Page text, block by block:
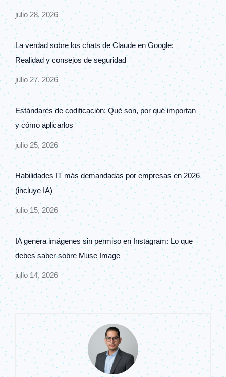
julio 28, 2026
La verdad sobre los chats de Claude en Google:
Realidad y consejos de seguridad
julio 27, 2026
Estándares de codificación: Qué son, por qué importan
y cómo aplicarlos
julio 25, 2026
Habilidades IT más demandadas por empresas en 2026
(incluye IA)
julio 15, 2026
IA genera imágenes sin permiso en Instagram: Lo que
debes saber sobre Muse Image
julio 14, 2026